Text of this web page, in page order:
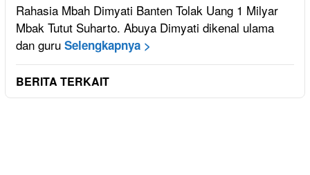
Rahasia Mbah Dimyati Banten Tolak Uang 1 Milyar
Mbak Tutut Suharto. Abuya Dimyati dikenal ulama
dan guru Selengkapnya >
BERITA TERKAIT